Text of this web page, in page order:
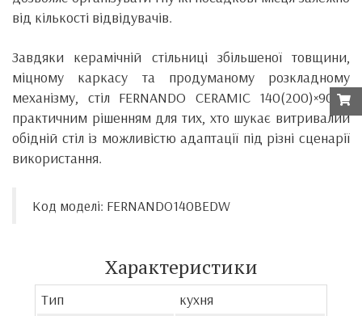
від кількості відвідувачів.
Завдяки керамічній стільниці збільшеної товщини,
міцному каркасу та продуманому розкладному
механізму, стіл FERNANDO CERAMIC 140(200)×90 є
практичним рішенням для тих, хто шукає витривалий
обідній стіл із можливістю адаптації під різні сценарії
використання.
Код моделі: FERNANDO140BEDW
Характеристики
Тип
кухня